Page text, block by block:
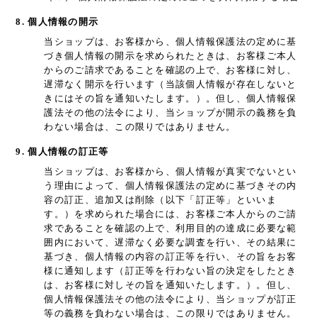
8. 個人情報の開示
当ショップは、お客様から、個人情報保護法の定めに基
づき個人情報の開示を求められたときは、お客様ご本人
からのご請求であることを確認の上で、お客様に対し、
遅滞なく開示を行います（当該個人情報が存在しないと
きにはその旨を通知いたします。）。但し、個人情報保
護法その他の法令により、当ショップが開示の義務を負
わない場合は、この限りではありません。
9. 個人情報の訂正等
当ショップは、お客様から、個人情報が真実でないとい
う理由によって、個人情報保護法の定めに基づきその内
容の訂正、追加又は削除（以下「訂正等」といいま
す。）を求められた場合には、お客様ご本人からのご請
求であることを確認の上で、利用目的の達成に必要な範
囲内において、遅滞なく必要な調査を行い、その結果に
基づき、個人情報の内容の訂正等を行い、その旨をお客
様に通知します（訂正等を行わない旨の決定をしたとき
は、お客様に対しその旨を通知いたします。）。但し、
個人情報保護法その他の法令により、当ショップが訂正
等の義務を負わない場合は、この限りではありません。